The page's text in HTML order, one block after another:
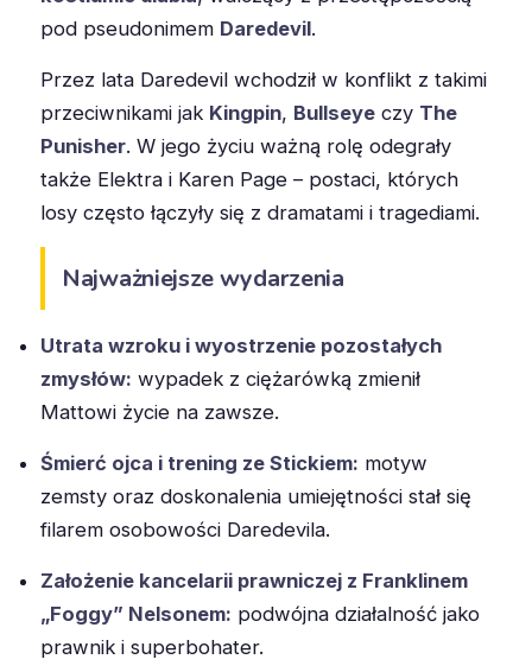
pod pseudonimem Daredevil.
Przez lata Daredevil wchodził w konflikt z takimi
przeciwnikami jak Kingpin, Bullseye czy The
Punisher. W jego życiu ważną rolę odegrały
także Elektra i Karen Page – postaci, których
losy często łączyły się z dramatami i tragediami.
Najważniejsze wydarzenia
Utrata wzroku i wyostrzenie pozostałych
zmysłów: wypadek z ciężarówką zmienił
Mattowi życie na zawsze.
Śmierć ojca i trening ze Stickiem: motyw
zemsty oraz doskonalenia umiejętności stał się
filarem osobowości Daredevila.
Założenie kancelarii prawniczej z Franklinem
„Foggy” Nelsonem: podwójna działalność jako
prawnik i superbohater.